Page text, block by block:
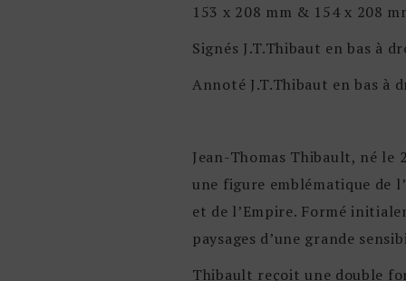
153 x 208 mm & 154 x 208
Signés J.T.Thibaut en bas à
Annoté J.T.Thibaut en bas à
Jean-Thomas Thibault, né
une figure emblématique de
et de l’Empire. Formé
paysages d’une grande
Thibault reçoit une double